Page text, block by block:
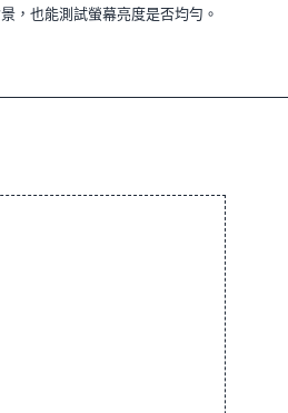
，也能測試螢幕亮度是否均勻。